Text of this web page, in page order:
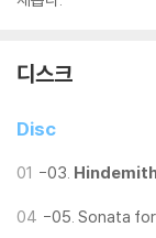
디스크
Disc
01 -03.
04 -05. Sonata